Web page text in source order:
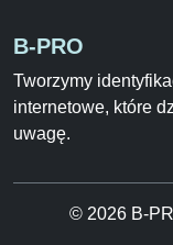
B-PRO
Tworzymy
internetowe, które
uwagę.
© 2026 B-